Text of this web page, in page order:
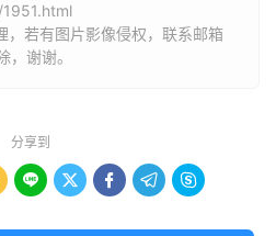
，若有图片影像侵权，联系邮箱
谢谢。
分享到
    